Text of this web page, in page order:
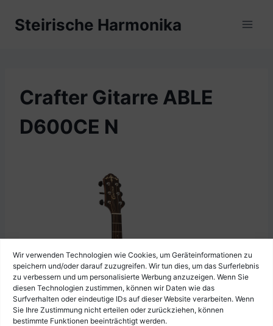
Wir verwenden Technologien wie Cookies, um Geräteinformationen zu
speichern und/oder darauf zuzugreifen. Wir tun dies, um das Surferlebnis
zu verbessern und um personalisierte Werbung anzuzeigen. Wenn Sie
diesen Technologien zustimmen, können wir Daten wie das
Surfverhalten oder eindeutige IDs auf dieser Website verarbeiten. Wenn
Sie Ihre Zustimmung nicht erteilen oder zurückziehen, können
bestimmte Funktionen beeinträchtigt werden.
InhaltSteirische Harmonika
Crafter Gitarre ABLE
D600CE N